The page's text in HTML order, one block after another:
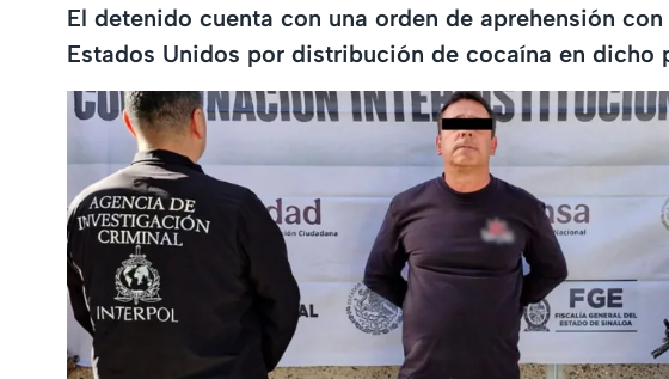
El detenido cuenta con una orden de aprehensión
Estados Unidos por distribución de cocaína en dicho